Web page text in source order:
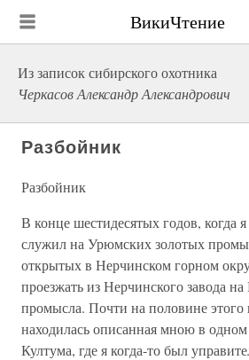
ВикиЧтение
Из записок сибирского охотника
Черкасов Александр Александрович
Разбойник
Разбойник
В конце шестидесятых годов, когда
служил на Урюмских золотых
открытых в Нерчинском горном
проезжать из Нерчинского завода
промысла. Почти на половине этого
находилась описанная мною в одном
Култума, где я когда-то был